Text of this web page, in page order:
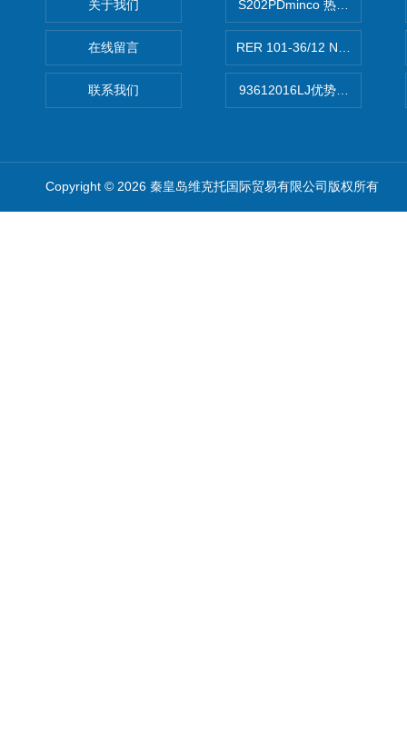
关于我们
在线留言
联系我们
S202PDminco 热电阻
RER 101-36/12 NHH离心
93612016LJ优势供应美国
Copyright © 2026 秦皇岛维克托国际贸易有限公司版权所有